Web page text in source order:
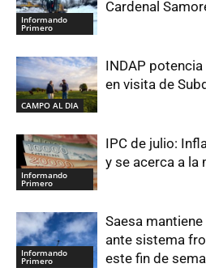
Informando
Primero
Cardenal
CAMPO AL DIA
INDAP
en visita de
Informando
Primero
IPC de julio:
y se acerca a la
Informando
Primero
Saesa
ante sistema
este fin de